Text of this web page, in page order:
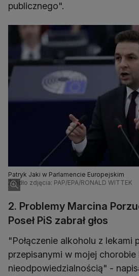
publicznego".
Patryk Jaki w Parlamencie Europejskim
Źródło zdjęcia: PAP/EPA/RONALD WITTEK
2. Problemy Marcina
Poseł PiS zabrał głos
"Połączenie alkoholu z lekami
przepisanymi w mojej chorobie
nieodpowiedzialnością" -